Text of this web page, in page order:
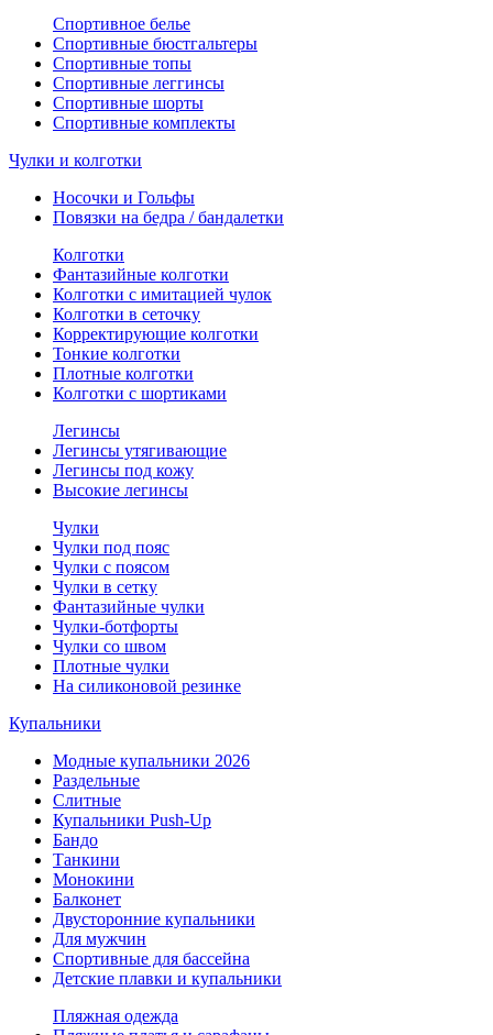
Спортивное белье
Спортивные бюстгальтеры
Спортивные топы
Спортивные леггинсы
Спортивные шорты
Спортивные комплекты
Чулки и колготки
Носочки и Гольфы
Повязки на бедра / бандалетки
Колготки
Фантазийные колготки
Колготки с имитацией чулок
Колготки в сеточку
Корректирующие колготки
Тонкие колготки
Плотные колготки
Колготки с шортиками
Легинсы
Легинсы утягивающие
Легинсы под кожу
Высокие легинсы
Чулки
Чулки под пояс
Чулки с поясом
Чулки в сетку
Фантазийные чулки
Чулки-ботфорты
Чулки со швом
Плотные чулки
На силиконовой резинке
Купальники
Модные купальники 2026
Раздельные
Слитные
Купальники Push-Up
Бандо
Танкини
Монокини
Балконет
Двусторонние купальники
Для мужчин
Спортивные для бассейна
Детские плавки и купальники
Пляжная одежда